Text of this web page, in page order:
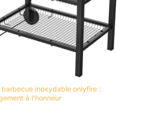
inoxydable onlyfire :
à l’honneur